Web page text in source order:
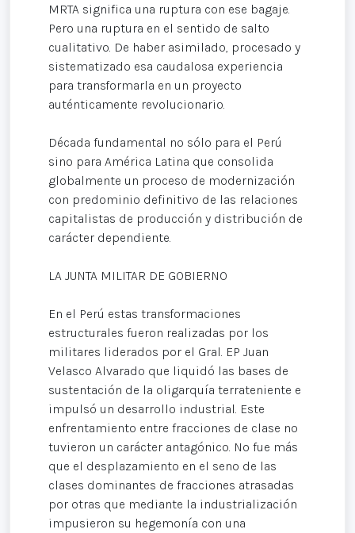
MRTA significa una ruptura con ese bagaje.
Pero una ruptura en el sentido de salto
cualitativo. De haber asimilado, procesado y
sistematizado esa caudalosa experiencia
para transformarla en un proyecto
auténticamente revolucionario.
Década fundamental no sólo para el Perú
sino para América Latina que consolida
globalmente un proceso de modernización
con predominio definitivo de las relaciones
capitalistas de producción y distribución de
carácter dependiente.
LA JUNTA MILITAR DE GOBIERNO
En el Perú estas transformaciones
estructurales fueron realizadas por los
militares liderados por el Gral. EP Juan
Velasco Alvarado que liquidó las bases de
sustentación de la oligarquía terrateniente e
impulsó un desarrollo industrial. Este
enfrentamiento entre fracciones de clase no
tuvieron un carácter antagónico. No fue más
que el desplazamiento en el seno de las
clases dominantes de fracciones atrasadas
por otras que mediante la industrialización
impusieron su hegemonía con una